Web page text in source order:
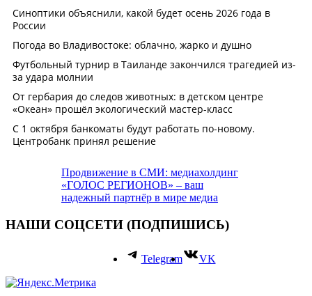
Продвижение в СМИ: медиахолдинг
«ГОЛОС РЕГИОНОВ» – ваш
надежный партнёр в мире медиа
НАШИ СОЦСЕТИ (ПОДПИШИСЬ)
Telegram VK